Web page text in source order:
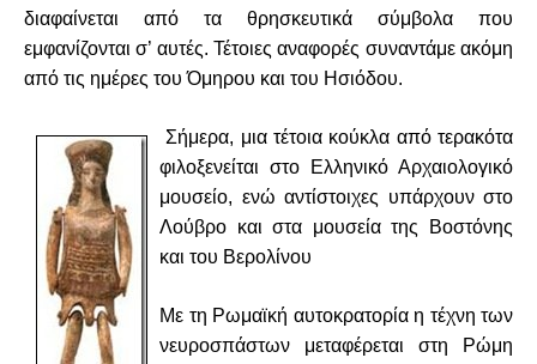
διαφαίνεται από τα θρησκευτικά σύμβολα που
εμφανίζονται σ’ αυτές. Τέτοιες αναφορές συναντάμε ακόμη
από τις ημέρες του Όμηρου και του Ησιόδου.
Σήμερα, μια τέτοια κούκλα από τερακότα
φιλοξενείται στο Ελληνικό Αρχαιολογικό
μουσείο, ενώ αντίστοιχες υπάρχουν στο
Λούβρο και στα μουσεία της Βοστόνης
και του Βερολίνου
Με τη Ρωμαϊκή αυτοκρατορία η τέχνη των
νευροσπάστων μεταφέρεται στη Ρώμη